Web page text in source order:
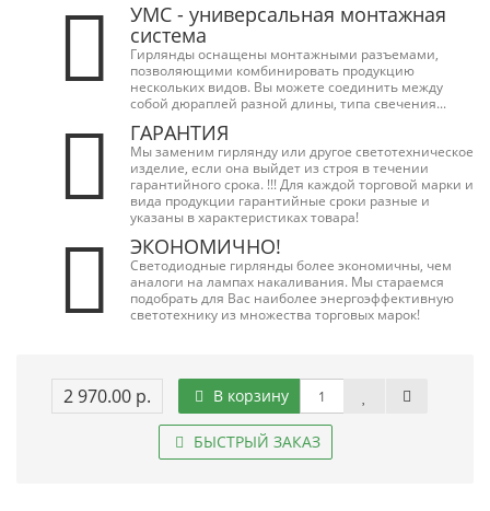
УМС - универсальная монтажная
система
Гирлянды оснащены монтажными разъемами,
позволяющими комбинировать продукцию
нескольких видов. Вы можете соединить между
собой дюраплей разной длины, типа свечения...
ГАРАНТИЯ
Мы заменим гирлянду или другое светотехническое
изделие, если она выйдет из строя в течении
гарантийного срока. !!! Для каждой торговой марки и
вида продукции гарантийные сроки разные и
указаны в характеристиках товара!
ЭКОНОМИЧНО!
Светодиодные гирлянды более экономичны, чем
аналоги на лампах накаливания. Мы стараемся
подобрать для Вас наиболее энергоэффективную
светотехнику из множества торговых марок!
2 970.00 р. В корзину
БЫСТРЫЙ ЗАКАЗ